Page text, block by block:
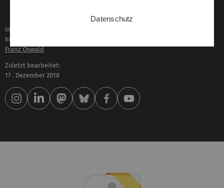
Inhaltlich verantwortlich für diese Seite:
https://www.uni-ulm.de/index.php?id=87823
Franz Oswald
Zuletzt bearbeitet:
17 . Dezember 2018
Datenschutz